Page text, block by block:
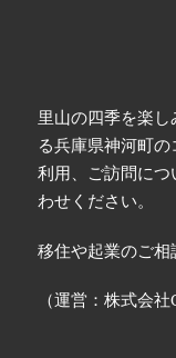
里山の四季を楽
る兵庫県神河町
利用、ご訪問に
わせください。
移住や起業のご相
（運営：株式会社